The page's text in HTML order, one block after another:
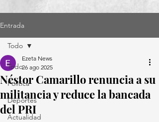
Entrada
Todo
Política
Deportes
Actualidad
Todo
Néstor Camarillo renuncia a su
militancia y reduce la bancada
del PRI
Ezeta News
26 ago 2025